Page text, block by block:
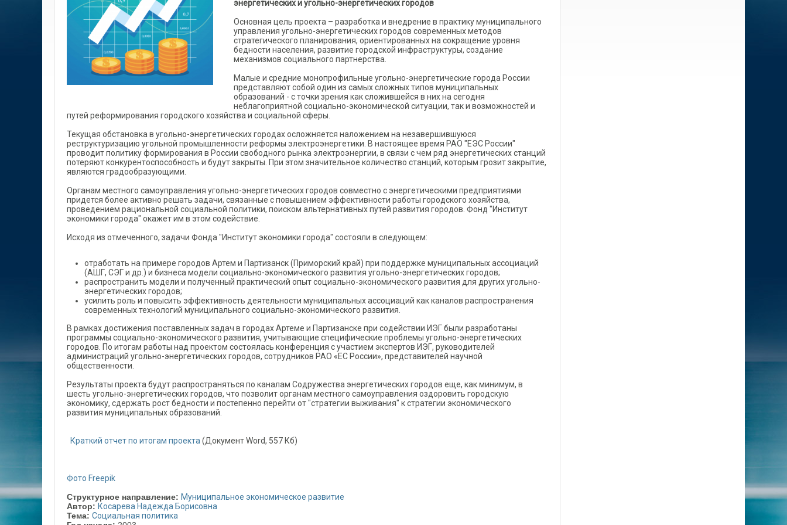
энергетических и угольно-энергетических городов
Основная цель проекта – разработка и внедрение в практику муниципального
управления угольно-энергетических городов современных методов
стратегического планирования, ориентированных на сокращение уровня
бедности населения, развитие городской инфраструктуры, создание
механизмов социального партнерства.
Малые и средние монопрофильные угольно-энергетические города России
представляют собой один из самых сложных типов муниципальных
образований - с точки зрения как сложившейся в них на сегодня
неблагоприятной социально-экономической ситуации, так и возможностей и
путей реформирования городского хозяйства и социальной сферы.
Текущая обстановка в угольно-энергетических городах осложняется наложением на незавершившуюся
реструктуризацию угольной промышленности реформы электроэнергетики. В настоящее время РАО "ЕЭС России"
проводит политику формирования в России свободного рынка электроэнергии, в связи с чем ряд энергетических станций
потеряют конкурентоспособность и будут закрыты. При этом значительное количество станций, которым грозит закрытие,
являются градообразующими.
Органам местного самоуправления угольно-энергетических городов совместно с энергетическими предприятиями
придется более активно решать задачи, связанные с повышением эффективности работы городского хозяйства,
проведением рациональной социальной политики, поиском альтернативных путей развития городов. Фонд "Институт
экономики города" окажет им в этом содействие.
Исходя из отмеченного, задачи Фонда "Институт экономики города" состояли в следующем:
отработать на примере городов Артем и Партизанск (Приморский край) при поддержке муниципальных ассоциаций
(АШГ, СЭГ и др.) и бизнеса модели социально-экономического развития угольно-энергетических городов;
распространить модели и полученный практический опыт социально-экономического развития для других угольно-
энергетических городов;
усилить роль и повысить эффективность деятельности муниципальных ассоциаций как каналов распространения
современных технологий муниципального социально-экономического развития.
В рамках достижения поставленных задач в городах Артеме и Партизанске при содействии ИЭГ были разработаны
программы социально-экономического развития, учитывающие специфические проблемы угольно-энергетических
городов. По итогам работы над проектом состоялась конференция с участием экспертов ИЭГ, руководителей
администраций угольно-энергетических городов, сотрудников РАО «ЕС России», представителей научной
общественности.
Результаты проекта будут распространяться по каналам Содружества энергетических городов еще, как минимум, в
шесть угольно-энергетических городов, что позволит органам местного самоуправления оздоровить городскую
экономику, сдержать рост бедности и постепенно перейти от "стратегии выживания" к стратегии экономического
развития муниципальных образований.
Краткий отчет по итогам проекта (Документ Word, 557 Кб)
Фото Freepik
Структурное направление: Муниципальное экономическое развитие
Автор: Косарева Надежда Борисовна
Тема: Социальная политика